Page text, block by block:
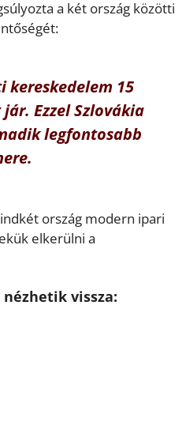
a két ország közötti
kereskedelem 15
Ezzel Szlovákia
legfontosabb
ország modern ipari
elkerülni a
vissza: